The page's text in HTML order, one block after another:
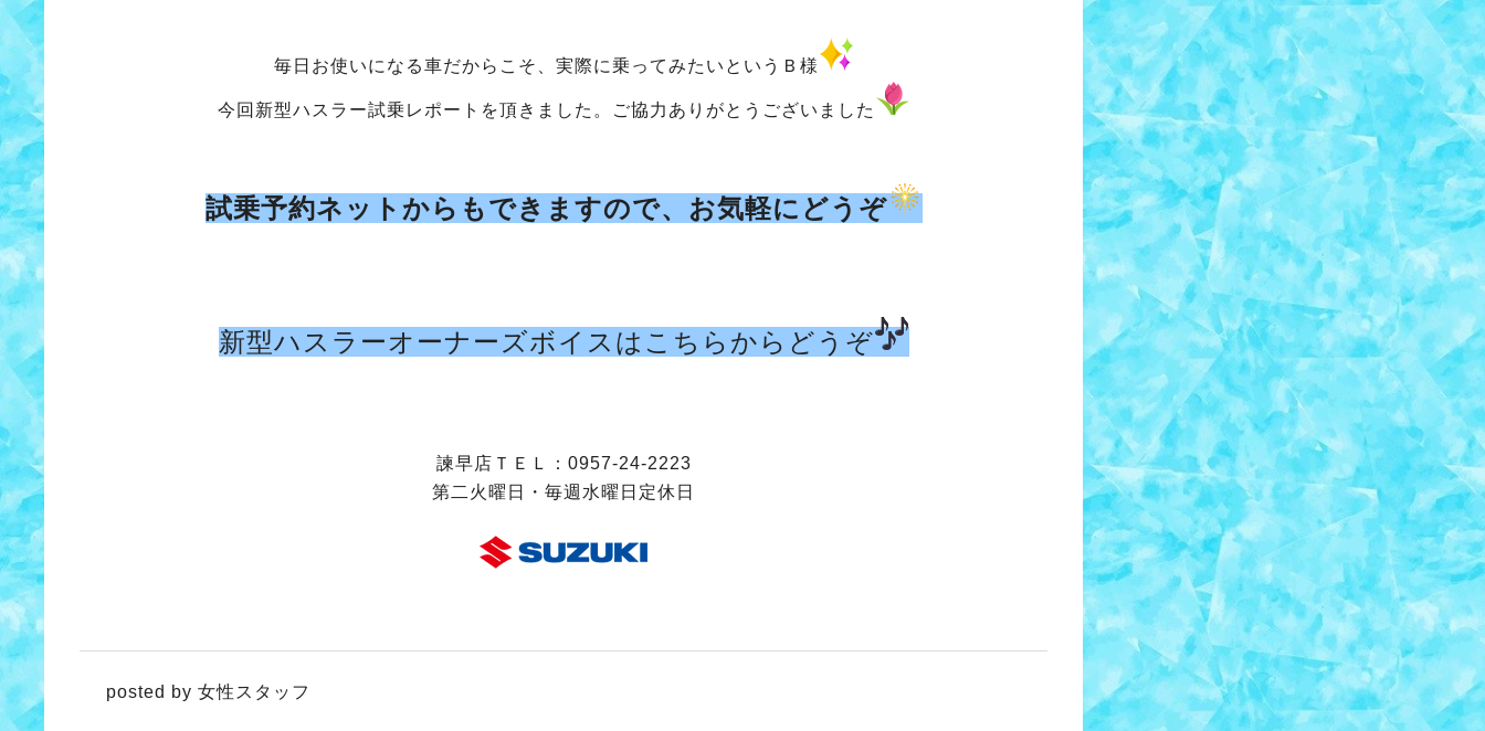
毎日お使いになる車だからこそ、 実際に乗ってみたいというＢ様
今回新型ハスラー試乗レポートを頂きました。ご協力ありがとうございました
試乗予約ネットからもできますので、お気軽にどうぞ
新型ハスラーオーナーズボイスはこちらからどうぞ
諫早店ＴＥＬ：0957-24-2223
第二火曜日・毎週水曜日定休日
posted by 女性スタッフ